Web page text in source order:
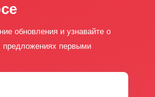
обновления и узнавайте о
предложениях первыми